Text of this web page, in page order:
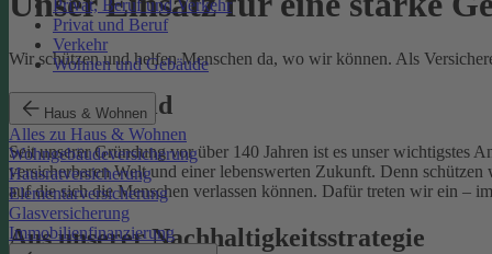
Privat, Beruf und Verkehr
Privat und Beruf
Verkehr
Wohnen und Gebäude
Haus & Wohnen
Alles zu Haus & Wohnen
Wohngebäudeversicherung
Hausratversicherung
Elementarversicherung
Glasversicherung
Immobilienfinanzierung
Wir schützen und helfen Menschen da, wo wir können. Als
Unser Leitbild
Seit unserer Gründung vor über 140 Jahren ist es unser wichtigstes
versicherbaren Welt und einer lebenswerten Zukunft. Denn
auf die sich die Menschen verlassen können. Dafür treten wir ein –
Aus unserer Nachhaltigkeitsstrategie